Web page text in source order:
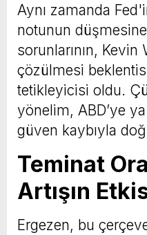
Aynı zamanda
notunun
sorunlarının,
çözülmesi
tetikleyicisi oldu.
yönelim, ABD’ye
güven kaybıyla
Teminat
Artışın
Ergezen, bu